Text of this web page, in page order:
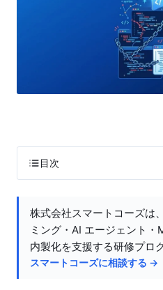
目次
株式会社スマートコーズは
ミング・AI エージェント
内製化を支援する研修プロ
スマートコーズに相談する →